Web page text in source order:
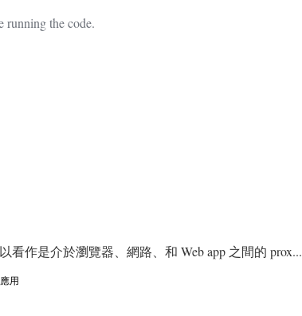
running the code.
看作是介於瀏覽器、網路、和 Web app 之間的 prox...
用